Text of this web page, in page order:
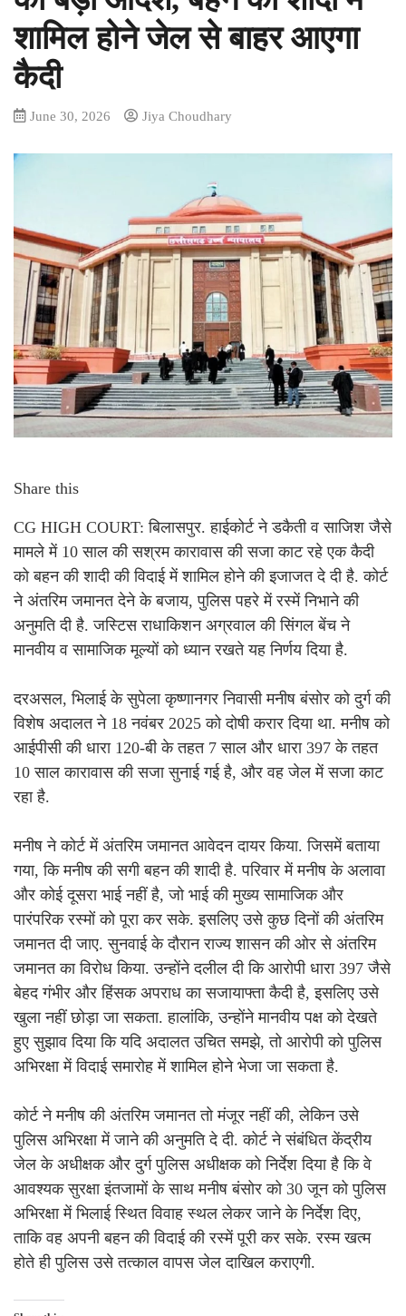
शामिल होने जेल से बाहर आएगा
कैदी
June 30, 2026 Jiya Choudhary
Share this
CG HIGH COURT: बिलासपुर. हाईकोर्ट ने डकैती व साजिश जैसे
मामले में 10 साल की सश्रम कारावास की सजा काट रहे एक कैदी
को बहन की शादी की विदाई में शामिल होने की इजाजत दे दी है. कोर्ट
ने अंतरिम जमानत देने के बजाय, पुलिस पहरे में रस्में निभाने की
अनुमति दी है. जस्टिस राधाकिशन अग्रवाल की सिंगल बेंच ने
मानवीय व सामाजिक मूल्यों को ध्यान रखते यह निर्णय दिया है.
दरअसल, भिलाई के सुपेला कृष्णानगर निवासी मनीष बंसोर को दुर्ग की
विशेष अदालत ने 18 नवंबर 2025 को दोषी करार दिया था. मनीष को
आईपीसी की धारा 120-बी के तहत 7 साल और धारा 397 के तहत
10 साल कारावास की सजा सुनाई गई है, और वह जेल में सजा काट
रहा है.
मनीष ने कोर्ट में अंतरिम जमानत आवेदन दायर किया. जिसमें बताया
गया, कि मनीष की सगी बहन की शादी है. परिवार में मनीष के अलावा
और कोई दूसरा भाई नहीं है, जो भाई की मुख्य सामाजिक और
पारंपरिक रस्मों को पूरा कर सके. इसलिए उसे कुछ दिनों की अंतरिम
जमानत दी जाए. सुनवाई के दौरान राज्य शासन की ओर से अंतरिम
जमानत का विरोध किया. उन्होंने दलील दी कि आरोपी धारा 397 जैसे
बेहद गंभीर और हिंसक अपराध का सजायाफ्ता कैदी है, इसलिए उसे
खुला नहीं छोड़ा जा सकता. हालांकि, उन्होंने मानवीय पक्ष को देखते
हुए सुझाव दिया कि यदि अदालत उचित समझे, तो आरोपी को पुलिस
अभिरक्षा में विदाई समारोह में शामिल होने भेजा जा सकता है.
कोर्ट ने मनीष की अंतरिम जमानत तो मंजूर नहीं की, लेकिन उसे
पुलिस अभिरक्षा में जाने की अनुमति दे दी. कोर्ट ने संबंधित केंद्रीय
जेल के अधीक्षक और दुर्ग पुलिस अधीक्षक को निर्देश दिया है कि वे
आवश्यक सुरक्षा इंतजामों के साथ मनीष बंसोर को 30 जून को पुलिस
अभिरक्षा में भिलाई स्थित विवाह स्थल लेकर जाने के निर्देश दिए,
ताकि वह अपनी बहन की विदाई की रस्में पूरी कर सके. रस्म खत्म
होते ही पुलिस उसे तत्काल वापस जेल दाखिल कराएगी.